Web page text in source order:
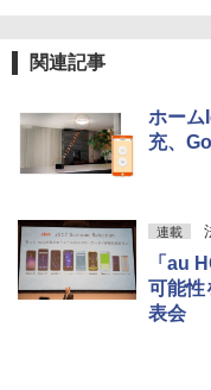
関連記事
ホーム
充、
連載
「au
可能性
表会